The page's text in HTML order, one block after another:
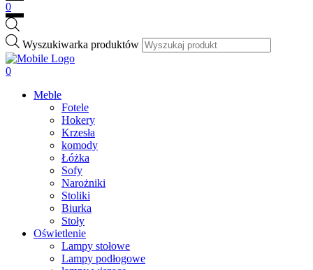
0
Wyszukiwarka produktów
0
Meble
Fotele
Hokery
Krzesła
komody
Łóżka
Sofy
Narożniki
Stoliki
Biurka
Stoły
Oświetlenie
Lampy stołowe
Lampy podłogowe